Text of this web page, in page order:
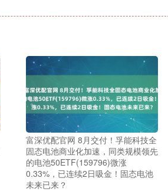
富深优配官网 8月交付！孚能科技全
固态电池商业化加速，同类规模领先
的电池50ETF(159796)微涨
0.33%，已连续2日吸金！固态电池
未来已来？